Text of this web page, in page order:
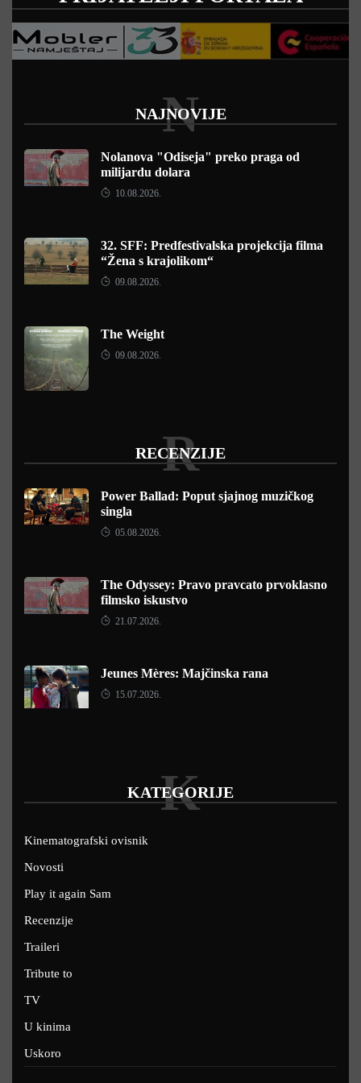
NAJNOVIJE
N
Nolanova "Odiseja" preko praga od
milijardu dolara
10.08.2026.
32. SFF: Predfestivalska projekcija filma
“Žena s krajolikom“
09.08.2026.
The Weight
09.08.2026.
RECENZIJE
R
Power Ballad: Poput sjajnog muzičkog
singla
05.08.2026.
The Odyssey: Pravo pravcato prvoklasno
filmsko iskustvo
21.07.2026.
Jeunes Mères: Majčinska rana
15.07.2026.
KATEGORIJE
K
Kinematografski ovisnik
Novosti
Play it again Sam
Recenzije
Traileri
Tribute to
TV
U kinima
Uskoro